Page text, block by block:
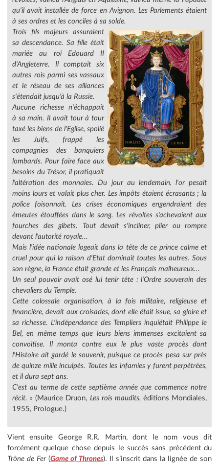
qu'il avait installée de force en Avignon. Les Parlements étaient
à ses ordres et les conciles à sa solde.
Trois fils majeurs assuraient
sa descendance. Sa fille était
mariée au roi Edouard II
d'Angleterre. Il comptait six
autres rois parmi ses vassaux
et le réseau de ses alliances
s'étendait jusqu'à la Russie.
Aucune richesse n'échappait
à sa main. Il avait tour à tour
taxé les biens de l'Eglise, spolié
les Juifs, frappé les
compagnies des banquiers
lombards. Pour faire face aux
besoins du Trésor, il pratiquait
l'altération des monnaies. Du jour au lendemain, l'or pesait
moins lours et valait plus cher. Les impôts étaient écrasants ; la
police foisonnait. Les crises économiques engendraient des
émeutes étouffées dans le sang. Les révoltes s'achevaient aux
fourches des gibets. Tout devait s'incliner, plier ou rompre
devant l'autorité royale...
Mais l'idée nationale logeait dans la tête de ce prince calme et
cruel pour qui la raison d'Etat dominait toutes les autres. Sous
son règne, la France était grande et les Français malheureux...
Un seul pouvoir avait osé lui tenir tête : l'Ordre souverain des
chevaliers du Temple.
Cette colossale organisation, à la fois militaire, religieuse et
financière, devait aux croisades, dont elle était issue, sa gloire et
sa richesse. L'indépendance des Templiers inquiétait Philippe le
Bel, en même temps que leurs biens immenses excitaient sa
convoitise. Il monta contre eux le plus vaste procès dont
l'Histoire ait gardé le souvenir, puisque ce procès pesa sur près
de quinze mille inculpés. Toutes les infamies y furent perpétrées,
et il dura sept ans.
C'est au terme de cette septième année que commence notre
récit. » (Maurice Druon, Les rois maudits, éditions Mondiales,
1955, Prologue.)
Vient ensuite George R.R. Martin, dont le nom vous dit
forcément quelque chose depuis le succès sans précédent du
Trône de Fer(Game of Thrones). Il s’inscrit dans la lignée de son